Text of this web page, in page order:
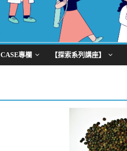
CASE專欄 【探索系列講座】